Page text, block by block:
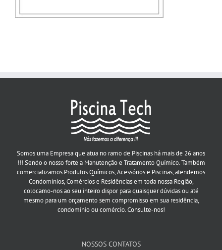
Somos uma Empresa que atua no ramo de Piscinas há mais de 26 anos
!!! Sendo o nosso forte a Manutenção e Tratamento Químico. Também
comercializamos Produtos Químicos, Acessórios e Piscinas, atendemos
Condomínios, Comércios e Residências em toda nossa Região,
colocamo-nos ao seu inteiro dispor para quaisquer dúvidas ou até
mesmo para um orçamento sem compromisso em sua residência,
condomínio ou comércio. Consulte-nos!
NOSSOS CONTATOS